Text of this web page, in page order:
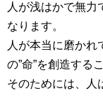
人が浅はかで無力
なります。
人が本当に磨かれ
の”命”を創造する
そのためには、人